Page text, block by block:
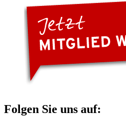
Folgen Sie uns auf: